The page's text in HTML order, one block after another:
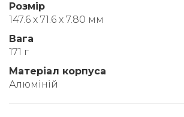
Розмір
147.6 x 71.6 x 7.80 мм
Вага
171 г
Матеріал корпуса
Алюміній